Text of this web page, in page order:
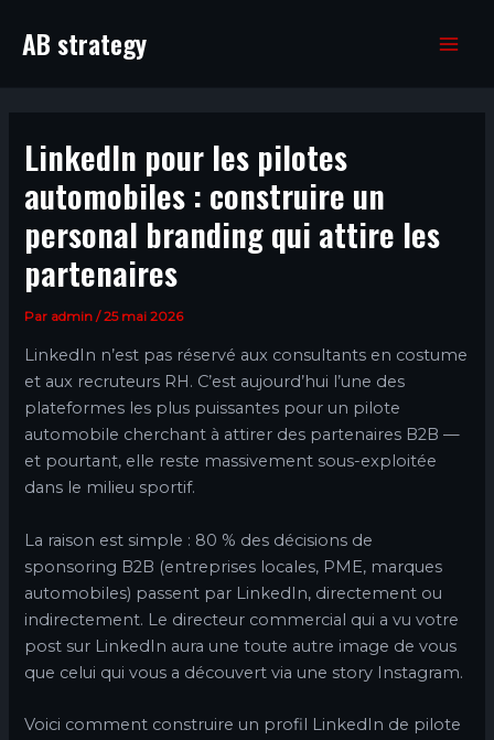
AB strategy
LinkedIn pour les pilotes
automobiles : construire un
personal branding qui attire les
partenaires
Par admin/25 mai 2026
LinkedIn n’est pas réservé aux consultants en costume
et aux recruteurs RH. C’est aujourd’hui l’une des
plateformes les plus puissantes pour un pilote
automobile cherchant à attirer des partenaires B2B —
et pourtant, elle reste massivement sous-exploitée
dans le milieu sportif.
La raison est simple : 80 % des décisions de
sponsoring B2B (entreprises locales, PME, marques
automobiles) passent par LinkedIn, directement ou
indirectement. Le directeur commercial qui a vu votre
post sur LinkedIn aura une toute autre image de vous
que celui qui vous a découvert via une story Instagram.
Voici comment construire un profil LinkedIn de pilote